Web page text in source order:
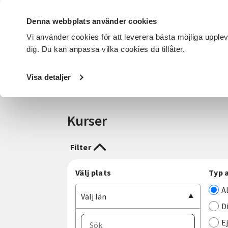
Denna webbplats använder cookies
Vi använder cookies för att leverera bästa möjliga
dig. Du kan anpassa vilka cookies du tillåter.
Visa detaljer
DET HÄR GÖR VI FÖR DIG SOM SÖK KURSER OCH
Startsida / Sökresultat
Kurser
Filter
Välj plats
Välj län
Välj ort
Typ